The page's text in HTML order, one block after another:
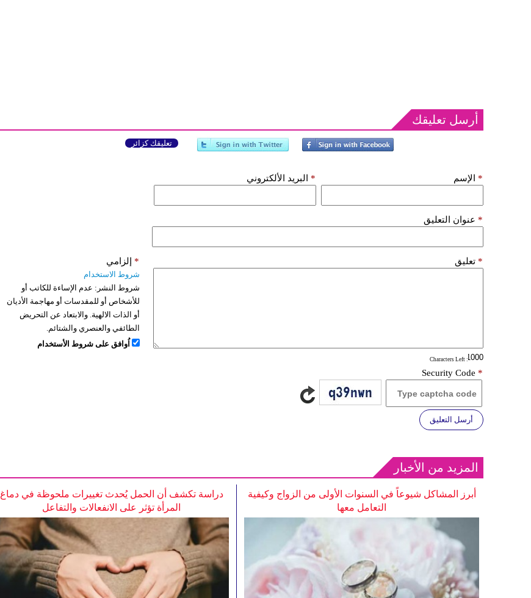
أرسل تعليقك
تعليقك كزائر
الإسم * البريد الألكتروني *
عنوان التعليق *
تعليق *
: Characters Left
إلزامي *
شروط الاستخدام
شروط النشر: عدم الإساءة للكاتب أو
للأشخاص أو للمقدسات أو مهاجمة الأديان
أو الذات الالهية. والابتعاد عن التحريض
الطائفي والعنصري والشتائم.
اُوافق على شروط الأستخدام
Security Code *
أرسل التعليق
المزيد من الأخبار
دراسة تكشف أن الحمل يُحدث تغييرات ملحوظة في دماغ
المرأة تؤثر على الانفعالات والتفاعل
أبرز المشاكل شيوعاً في السنوات الأولى من الزواج وكيفية
التعامل معها